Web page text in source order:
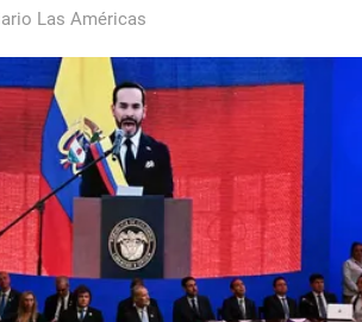
Las Américas